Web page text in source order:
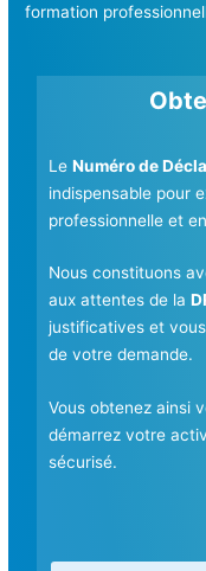
formation
LeNuméro de
indispensable pour
professionnelle et
Nous constituons
aux attentes de la
justificatives et
de votre demande.
Vous obtenez ainsi
démarrez votre
sécurisé.